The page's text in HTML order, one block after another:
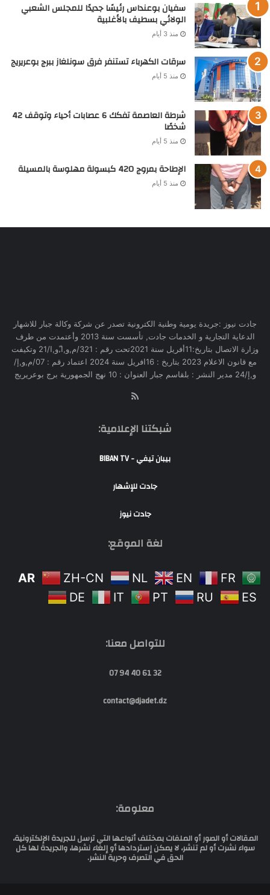
سفيان بوعنداس رئيسًا جديدًا للمجلس الشعبي
الولائي بسطيف بالأغلبية
منذ 3 أيام
سرقات الكهرباء تستنفر فرق سونلغاز ببرج بوعريريج
منذ 5 أيام
شرطة العاصمة تفكك 6 عصابات أحياء وتوقف 42
شخصًا
منذ 5 أيام
الإطاحة بمروج 420 كبسولة مهلوسة بالمسيلة
منذ 5 أيام
جادت نيوز :جريدة يومية وطنية الكترونية تصدر عن شركة وكالة جبار للاشهار
الدعاية التجارية و الخدمات جادت, تأسست سنة 2013 وأعتمدت من طرف
وزارة الاتصال بتاريخ:11أفريل سنة 2021تحت رقم : 321/م,و,ا,ّو,ا/21 وتكيفت
مع قانون الاعلام 2023 بتاريخ : 16افريل سنة 2024 اعتماد رقم : 07/م,و,إ/
و,إ/24 مدير النشر : بلقاسم جبار العنوان : 10 نهج الجمهورية برج بوعريريج
شبكتنا الإعلامية:
بيبان تيفي - BIBAN TV
جادت للإشهار
جادت نيوز
لغة الموقع:
AR ZH-CN NL EN
FR
DE
IT PT RU ES
للتواصل معنا:
32 61 40 94 07
contact@djadet.dz
معلومة:
المقالات أو الصور أو الملفات بمختلف أنواعها التي ترسل للجريدة الإلكترونية،
سواء نشرت أو لم تنشر، لا يمكن إستردادها أو إلغاء نشرها، والجريدة لها كل
الحق في التصرف وحرية النشر.